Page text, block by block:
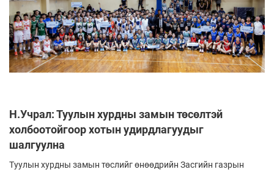
Н.Учрал: Туулын хурдны замын төсөлтэй
холбоотойгоор хотын удирдлагуудыг
шалгуулна
Туулын хурдны замын төслийг өнөөдрийн Засгийн газрын